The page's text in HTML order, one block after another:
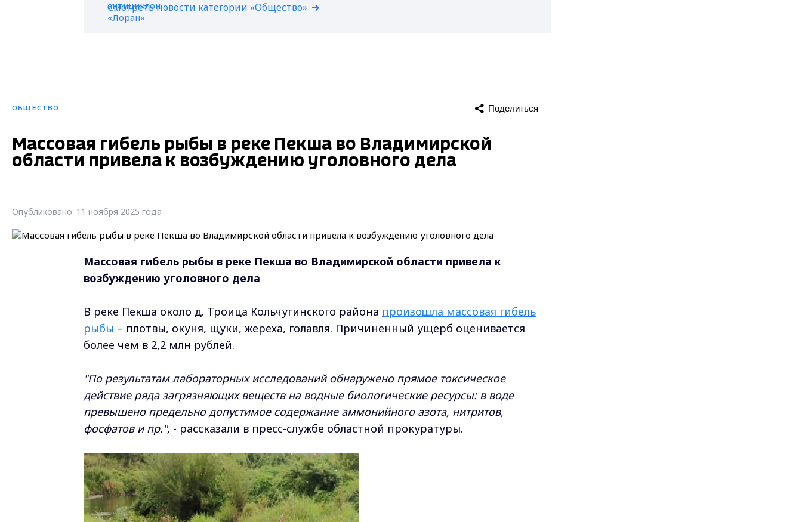
Смотреть новости категории «Общество»
ОБЩЕСТВО Поделиться
Массовая гибель рыбы в реке Пекша во Владимирской
области привела к возбуждению уголовного дела
Опубликовано: 11 ноября 2025 года
Массовая гибель рыбы в реке Пекша во Владимирской области привела к
возбуждению уголовного дела
В реке Пекша около д. Троица Кольчугинского района произошла массовая гибель
рыбы – плотвы, окуня, щуки, жереха, голавля. Причиненный ущерб оценивается
более чем в 2,2 млн рублей.
"По результатам лабораторных исследований обнаружено прямое токсическое
действие ряда загрязняющих веществ на водные биологические ресурсы: в воде
превышено предельно допустимое содержание аммонийного азота, нитритов,
фосфатов и пр.", - рассказали в пресс-службе областной прокуратуры.